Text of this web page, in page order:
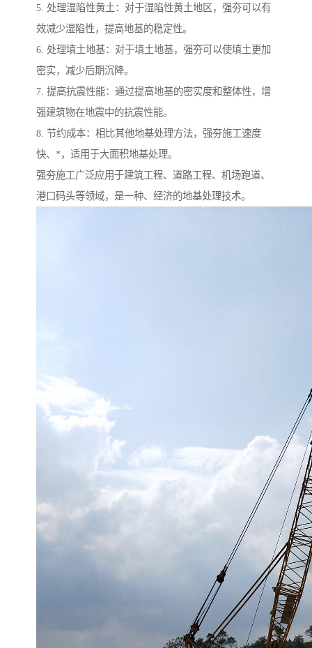
5. 处理湿陷性黄土：对于湿陷性黄土地区，强夯可以有
效减少湿陷性，提高地基的稳定性。
6. 处理填土地基：对于填土地基，强夯可以使填土更加
密实，减少后期沉降。
7. 提高抗震性能：通过提高地基的密实度和整体性，增
强建筑物在地震中的抗震性能。
8. 节约成本：相比其他地基处理方法，强夯施工速度
快、*，适用于大面积地基处理。
强夯施工广泛应用于建筑工程、道路工程、机场跑道、
港口码头等领域，是一种、经济的地基处理技术。